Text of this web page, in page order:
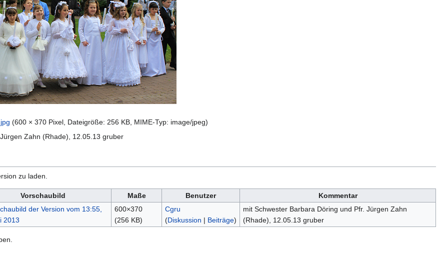
(600 × 370 Pixel, Dateigröße: 256 KB, MIME-Typ: image/jpeg)
Zahn (Rhade), 12.05.13 gruber
zu laden.
Vorschaubild Maße Benutzer
Kommentar
600×370
(256 KB)
Cgru
(Diskussion | Beiträge)
mit Schwester Barbara Döring und Pfr. Jürgen Zahn
(Rhade), 12.05.13 gruber